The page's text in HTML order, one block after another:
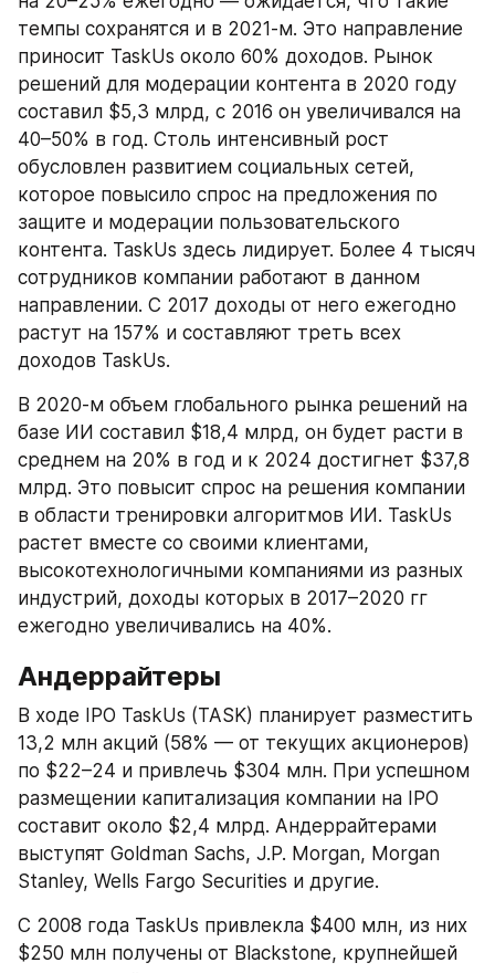
темпы сохранятся и в 2021-м. Это направление
приносит TaskUs около 60% доходов. Рынок
решений для модерации контента в 2020 году
составил $5,3 млрд, с 2016 он увеличивался на
40–50% в год. Столь интенсивный рост
обусловлен развитием социальных сетей,
которое повысило спрос на предложения по
защите и модерации пользовательского
контента. TaskUs здесь лидирует. Более 4 тысяч
сотрудников компании работают в данном
направлении. С 2017 доходы от него ежегодно
растут на 157% и составляют треть всех
доходов TaskUs.
В 2020-м объем глобального рынка решений на
базе ИИ составил $18,4 млрд, он будет расти в
среднем на 20% в год и к 2024 достигнет $37,8
млрд. Это повысит спрос на решения компании
в области тренировки алгоритмов ИИ. TaskUs
растет вместе со своими клиентами,
высокотехнологичными компаниями из разных
индустрий, доходы которых в 2017–2020 гг
ежегодно увеличивались на 40%.
Андеррайтеры
В ходе IPO TaskUs (TASK) планирует разместить
13,2 млн акций (58% — от текущих акционеров)
по $22–24 и привлечь $304 млн. При успешном
размещении капитализация компании на IPO
составит около $2,4 млрд. Андеррайтерами
выступят Goldman Sachs, J.P. Morgan, Morgan
Stanley, Wells Fargo Securities и другие.
С 2008 года TaskUs привлекла $400 млн, из них
$250 млн получены от Blackstone, крупнейшей